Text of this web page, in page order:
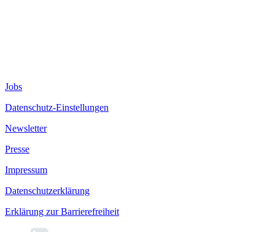
Jobs
Datenschutz-Einstellungen
Newsletter
Presse
Impressum
Datenschutzerklärung
Erklärung zur Barrierefreiheit